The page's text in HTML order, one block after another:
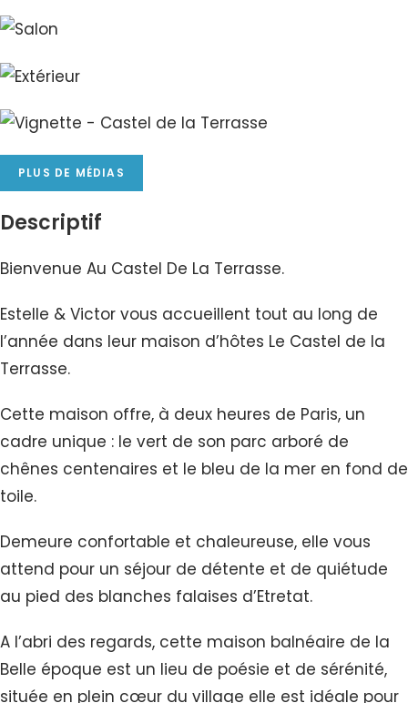
PLUS DE MÉDIAS
Descriptif
Bienvenue Au Castel De La Terrasse.
Estelle & Victor vous accueillent tout au long de
l’année dans leur maison d’hôtes Le Castel de la
Terrasse.
Cette maison offre, à deux heures de Paris, un
cadre unique : le vert de son parc arboré de
chênes centenaires et le bleu de la mer en fond de
toile.
Demeure confortable et chaleureuse, elle vous
attend pour un séjour de détente et de quiétude
au pied des blanches falaises d’Etretat.
A l’abri des regards, cette maison balnéaire de la
Belle époque est un lieu de poésie et de sérénité,
située en plein cœur du village elle est idéale pour